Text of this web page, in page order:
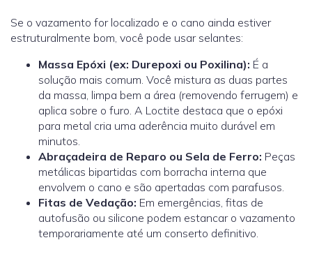
Se o vazamento for localizado e o cano ainda estiver
estruturalmente bom, você pode usar selantes:
Massa Epóxi (ex: Durepoxi ou Poxilina): É a
solução mais comum. Você mistura as duas partes
da massa, limpa bem a área (removendo ferrugem) e
aplica sobre o furo. A Loctite destaca que o epóxi
para metal cria uma aderência muito durável em
minutos.
Abraçadeira de Reparo ou Sela de Ferro: Peças
metálicas bipartidas com borracha interna que
envolvem o cano e são apertadas com parafusos.
Fitas de Vedação: Em emergências, fitas de
autofusão ou silicone podem estancar o vazamento
temporariamente até um conserto definitivo.